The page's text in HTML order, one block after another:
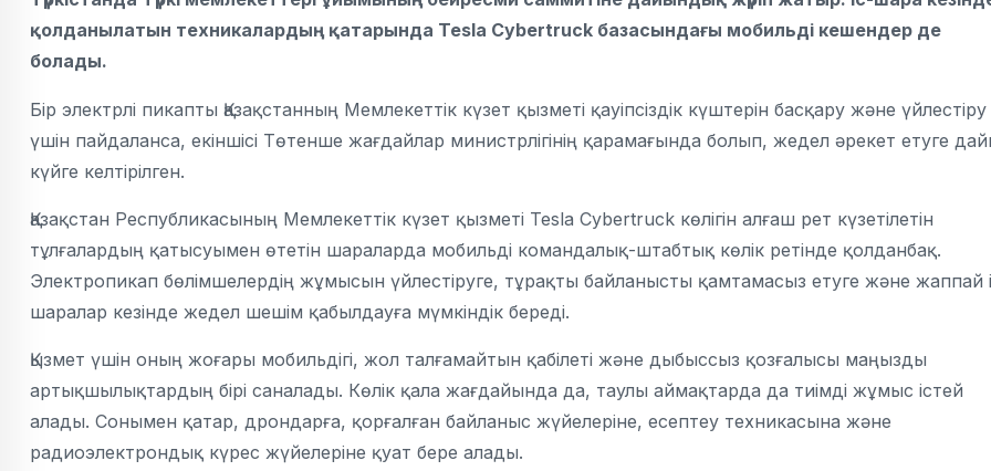
қолданылатын техникалардың қатарында Tesla Cybertruck базасындағы мобильді кешендер де
болады.
Бір электрлі пикапты Қазақстанның Мемлекеттік күзет қызметі қауіпсіздік күштерін басқару және үйлестіру
үшін пайдаланса, екіншісі Төтенше жағдайлар министрлігінің қарамағында болып, жедел әрекет етуге
күйге келтірілген.
Қазақстан Республикасының Мемлекеттік күзет қызметі Tesla Cybertruck көлігін алғаш рет күзетілетін
тұлғалардың қатысуымен өтетін шараларда мобильді командалық-штабтық көлік ретінде қолданбақ.
Электропикап бөлімшелердің жұмысын үйлестіруге, тұрақты байланысты қамтамасыз етуге және жаппай
шаралар кезінде жедел шешім қабылдауға мүмкіндік береді.
Қызмет үшін оның жоғары мобильдігі, жол талғамайтын қабілеті және дыбыссыз қозғалысы маңызды
артықшылықтардың бірі саналады. Көлік қала жағдайында да, таулы аймақтарда да тиімді жұмыс істей
алады. Сонымен қатар, дрондарға, қорғалған байланыс жүйелеріне, есептеу техникасына және
радиоэлектрондық күрес жүйелеріне қуат бере алады.